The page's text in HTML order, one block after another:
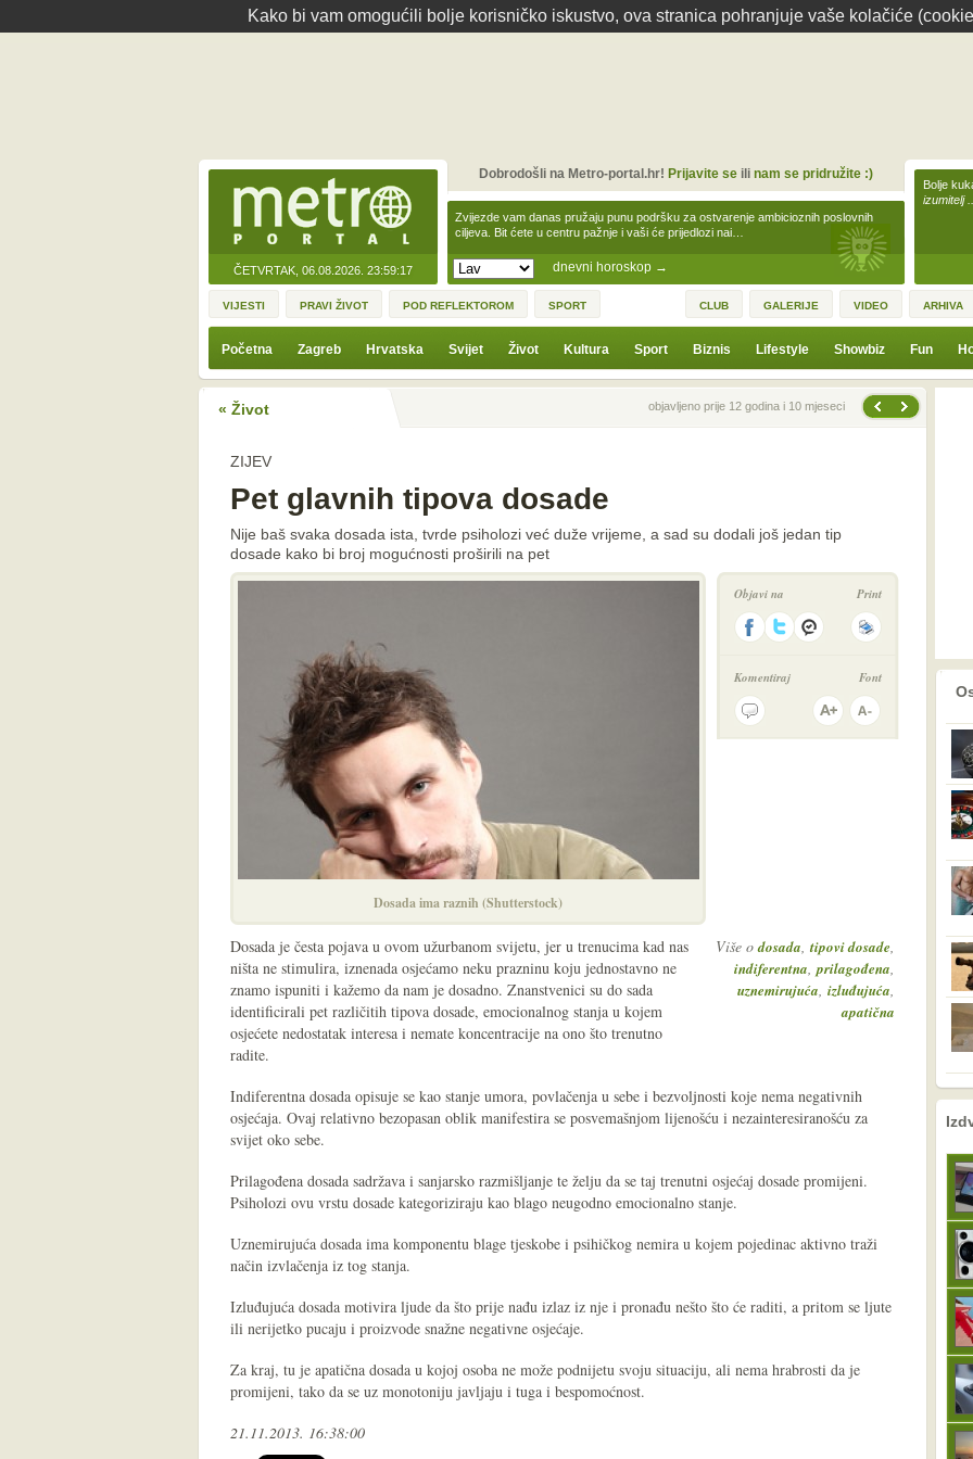
Kako bi vam omogućili bolje korisničko iskustvo, ova stranica pohranjuje vaše kolačiće
ČETVRTAK, 06.08.2026. 23:59:17 dnevni horoskop →
Zvijezde vam danas pružaju punu podršku za ostvarenje ambicioznih poslovnih
ciljeva. Bit ćete u centru pažnje i vaši će prijedlozi nai…
Dobrodošli na Metro-portal.hr! Prijavite seili nam se pridružite :)
Bolje
izumitelj
VIJESTI PRAVI ŽIVOT POD REFLEKTOROM SPORT CLUB GALERIJE VIDEO ARHIVA
Početna Zagreb Hrvatska Svijet Život Kultura Sport Biznis Lifestyle Showbiz Fun
« Život Prethodna vijestobjavljeno prije 12 godina i 10 mjeseci
ZIJEV
Pet glavnih tipova dosade
Nije baš svaka dosada ista, tvrde psiholozi već duže vrijeme, a sad su dodali još jedan tip
dosade kako bi broj mogućnosti proširili na pet
Dosada ima raznih (Shutterstock)
Objavi na Print
Komentiraj Font
Više odosada, tipovi dosade,
indiferentna,prilagođena,
uznemirujuća, izluđujuća,
apatična
Dosada je česta pojava u ovom užurbanom svijetu, jer u trenucima kad nas
ništa ne stimulira, iznenada osjećamo neku prazninu koju jednostavno ne
znamo ispuniti i kažemo da nam je dosadno. Znanstvenici su do sada
identificirali pet različitih tipova dosade, emocionalnog stanja u kojem
osjećete nedostatak interesa i nemate koncentracije na ono što trenutno
radite.
Indiferentna dosada opisuje se kao stanje umora, povlačenja u sebe i bezvoljnosti koje nema negativnih
osjećaja. Ovaj relativno bezopasan oblik manifestira se posvemašnjom lijenošću i nezainteresiranošću za
svijet oko sebe.
Prilagođena dosada sadržava i sanjarsko razmišljanje te želju da se taj trenutni osjećaj dosade promijeni.
Psiholozi ovu vrstu dosade kategoriziraju kao blago neugodno emocionalno stanje.
Uznemirujuća dosada ima komponentu blage tjeskobe i psihičkog nemira u kojem pojedinac aktivno traži
način izvlačenja iz tog stanja.
Izluđujuća dosada motivira ljude da što prije nađu izlaz iz nje i pronađu nešto što će raditi, a pritom se ljute
ili nerijetko pucaju i proizvode snažne negativne osjećaje.
Za kraj, tu je apatična dosada u kojoj osoba ne može podnijetu svoju situaciju, ali nema hrabrosti da je
promijeni, tako da se uz monotoniju javljaju i tuga i bespomoćnost.
21.11.2013. 16:38:00
prethodno
nema prethodne
sljedeće